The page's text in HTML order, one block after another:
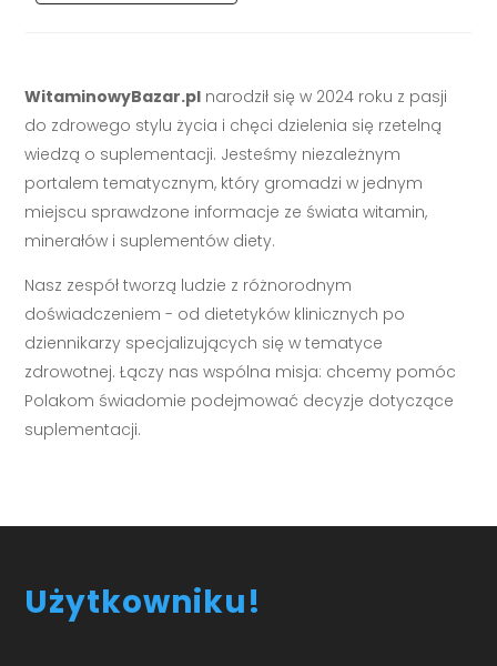
WitaminowyBazar.pl narodził się w 2024 roku z pasji
do zdrowego stylu życia i chęci dzielenia się rzetelną
wiedzą o suplementacji. Jesteśmy niezależnym
portalem tematycznym, który gromadzi w jednym
miejscu sprawdzone informacje ze świata witamin,
minerałów i suplementów diety.
Nasz zespół tworzą ludzie z różnorodnym
doświadczeniem - od dietetyków klinicznych po
dziennikarzy specjalizujących się w tematyce
zdrowotnej. Łączy nas wspólna misja: chcemy pomóc
Polakom świadomie podejmować decyzje dotyczące
suplementacji.
Użytkowniku!